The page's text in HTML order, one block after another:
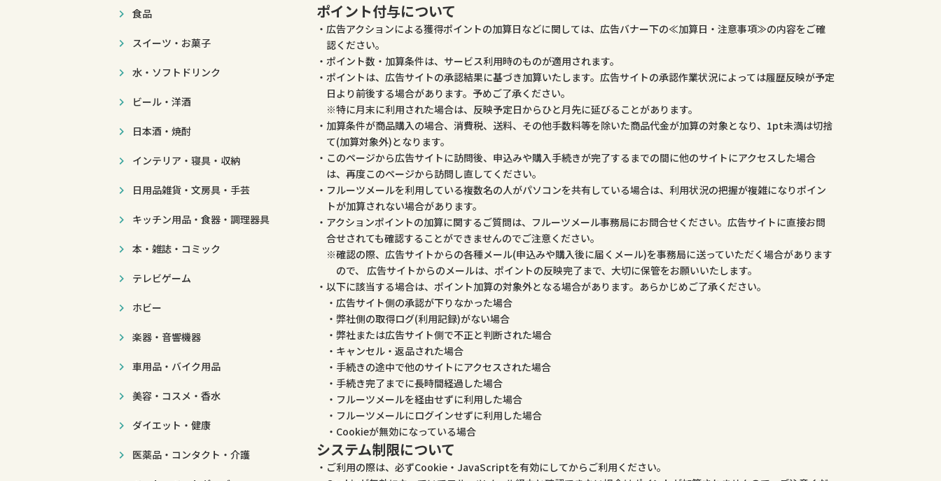
食品
スイーツ・お菓子
水・ソフトドリンク
ビール・洋酒
日本酒・焼酎
インテリア・寝具・収納
日用品雑貨・文房具・手芸
キッチン用品・食器・調理器具
本・雑誌・コミック
テレビゲーム
ホビー
楽器・音響機器
車用品・バイク用品
美容・コスメ・香水
ダイエット・健康
医薬品・コンタクト・介護
ポイント付与について
広告アクションによる獲得ポイントの加算日などに関しては、広告バナー下の≪加算日・注意事項≫の内容をご確
認ください。
ポイント数・加算条件は、サービス利用時のものが適用されます。
ポイントは、広告サイトの承認結果に基づき加算いたします。広告サイトの承認作業状況によっては履歴反映が予定
日より前後する場合があります。予めご了承ください。
特に月末に利用された場合は、反映予定日からひと月先に延びることがあります。
加算条件が商品購入の場合、消費税、送料、その他手数料等を除いた商品代金が加算の対象となり、1pt未満は切捨
て(加算対象外)となります。
このページから広告サイトに訪問後、申込みや購入手続きが完了するまでの間に他のサイトにアクセスした場合
は、再度このページから訪問し直してください。
フルーツメールを利用している複数名の人がパソコンを共有している場合は、利用状況の把握が複雑になりポイン
トが加算されない場合があります。
アクションポイントの加算に関するご質問は、フルーツメール事務局にお問合せください。広告サイトに直接お問
合せされても確認することができませんのでご注意ください。
確認の際、広告サイトからの各種メール(申込みや購入後に届くメール)を事務局に送っていただく場合があります
ので、 広告サイトからのメールは、ポイントの反映完了まで、大切に保管をお願いいたします。
以下に該当する場合は、ポイント加算の対象外となる場合があります。あらかじめご了承ください。
広告サイト側の承認が下りなかった場合
弊社側の取得ログ(利用記録)がない場合
弊社または広告サイト側で不正と判断された場合
キャンセル・返品された場合
手続きの途中で他のサイトにアクセスされた場合
手続き完了までに長時間経過した場合
フルーツメールを経由せずに利用した場合
フルーツメールにログインせずに利用した場合
Cookieが無効になっている場合
システム制限について
ご利用の際は、必ずCookie・JavaScriptを有効にしてからご利用ください。